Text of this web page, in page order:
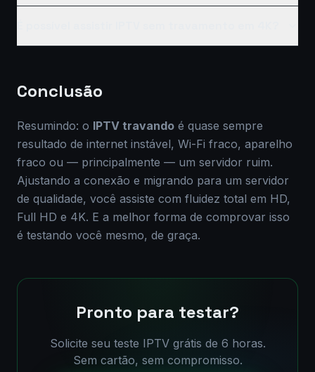
Conclusão
Resumindo: o IPTV travando é quase sempre
resultado de internet instável, Wi-Fi fraco, aparelho
fraco ou — principalmente — um servidor ruim.
Ajustando a conexão e migrando para um servidor
de qualidade, você assiste com fluidez total em HD,
Full HD e 4K. E a melhor forma de comprovar isso
é testando você mesmo, de graça.
Pronto para testar?
Solicite seu teste IPTV grátis de 6 horas.
Sem cartão, sem compromisso.